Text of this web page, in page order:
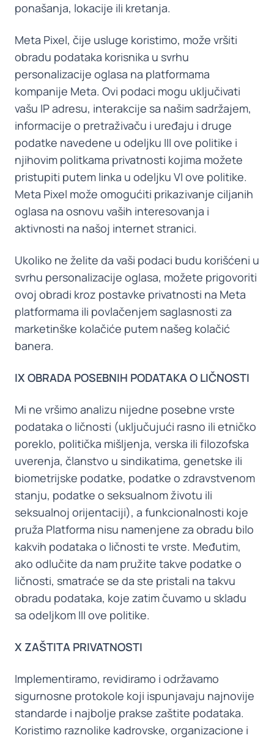
ponašanja, lokacije ili kretanja.
Meta Pixel, čije usluge koristimo, može vršiti
obradu podataka korisnika u svrhu
personalizacije oglasa na platformama
kompanije Meta. Ovi podaci mogu uključivati
vašu IP adresu, interakcije sa našim sadržajem,
informacije o pretraživaču i uređaju i druge
podatke navedene u odeljku III ove politike i
njihovim politkama privatnosti kojima možete
pristupiti putem linka u odeljku VI ove politike.
Meta Pixel može omogućiti prikazivanje ciljanih
oglasa na osnovu vaših interesovanja i
aktivnosti na našoj internet stranici.
Ukoliko ne želite da vaši podaci budu korišćeni u
svrhu personalizacije oglasa, možete prigovoriti
ovoj obradi kroz postavke privatnosti na Meta
platformama ili povlačenjem saglasnosti za
marketinške kolačiće putem našeg kolačić
banera.
IX OBRADA POSEBNIH PODATAKA O LIČNOSTI
Mi ne vršimo analizu nijedne posebne vrste
podataka o ličnosti (uključujući rasno ili etničko
poreklo, politička mišljenja, verska ili filozofska
uverenja, članstvo u sindikatima, genetske ili
biometrijske podatke, podatke o zdravstvenom
stanju, podatke o seksualnom životu ili
seksualnoj orijentaciji), a funkcionalnosti koje
pruža Platforma nisu namenjene za obradu bilo
kakvih podataka o ličnosti te vrste. Međutim,
ako odlučite da nam pružite takve podatke o
ličnosti, smatraće se da ste pristali na takvu
obradu podataka, koje zatim čuvamo u skladu
sa odeljkom III ove politike.
X ZAŠTITA PRIVATNOSTI
Implementiramo, revidiramo i održavamo
sigurnosne protokole koji ispunjavaju najnovije
standarde i najbolje prakse zaštite podataka.
Koristimo raznolike kadrovske, organizacione i